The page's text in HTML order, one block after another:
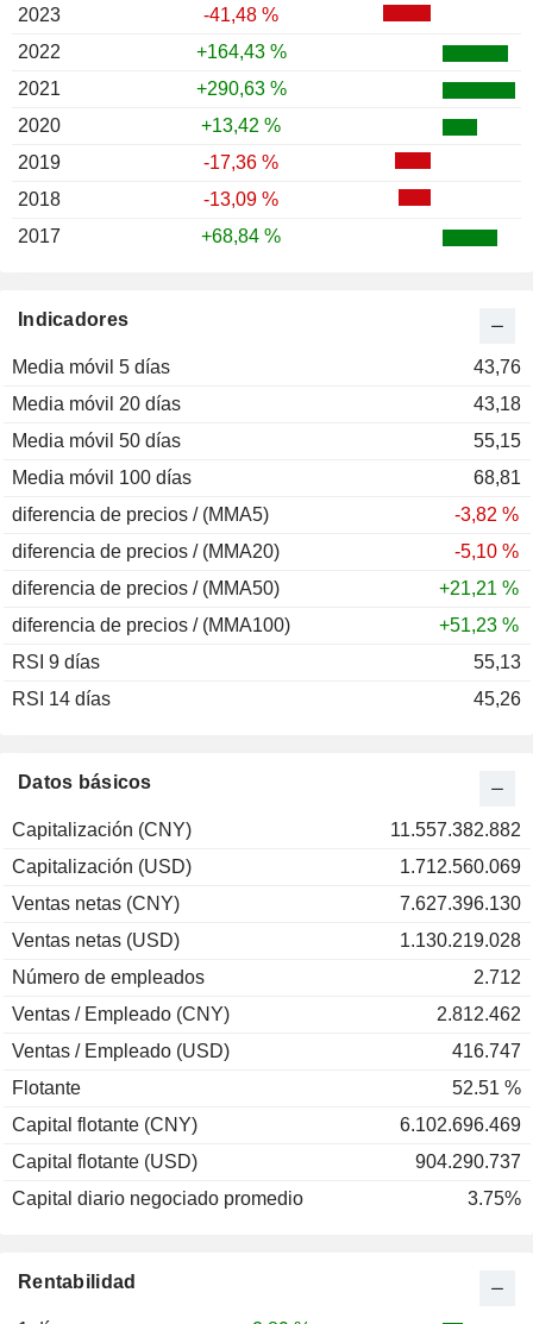
Rentabilidad
Datos básicos
Capitalización (CNY)
11.557.382.882
Capitalización (USD)
1.712.560.069
Ventas netas (CNY)
7.627.396.130
Ventas netas (USD)
1.130.219.028
Número de empleados
2.712
Ventas / Empleado (CNY)
2.812.462
Ventas / Empleado (USD)
416.747
Flotante
52.51 %
Capital flotante (CNY)
6.102.696.469
Capital flotante (USD)
904.290.737
Capital diario negociado promedio
3.75%
Indicadores
Media móvil 5 días
43,76
Media móvil 20 días
43,18
Media móvil 50 días
55,15
Media móvil 100 días
68,81
diferencia de precios / (MMA5)
-3,82 %
diferencia de precios / (MMA20)
-5,10 %
diferencia de precios / (MMA50)
+21,21 %
diferencia de precios / (MMA100)
+51,23 %
RSI 9 días
55,13
RSI 14 días
45,26
2023
-41,48 %
2022
+164,43 %
2021
+290,63 %
2020
+13,42 %
2019
-17,36 %
2018
-13,09 %
2017
+68,84 %